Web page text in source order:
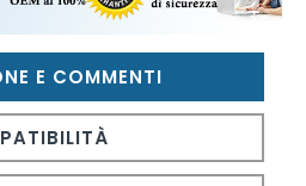
E COMMENTI